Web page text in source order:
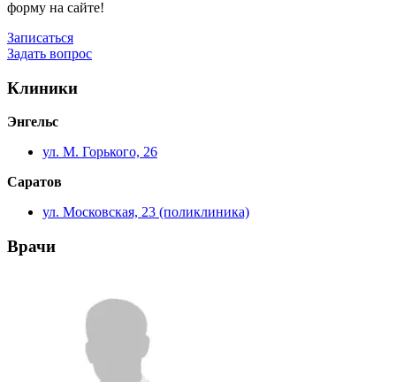
форму на сайте!
Записаться
Задать вопрос
Клиники
Энгельс
ул. М. Горького, 26
Саратов
ул. Московская, 23 (поликлиника)
Врачи